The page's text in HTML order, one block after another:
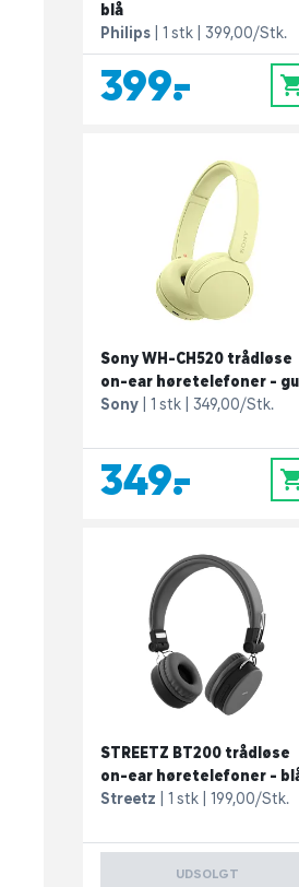
blå
Philips
1 stk 399,00/Stk.
399,- 0
Sony WH-CH520 trådløse
on-ear høretelefoner - gul
Sony
1 stk 349,00/Stk.
349,- 0
STREETZ BT200 trådløse
on-ear høretelefoner -
Streetz
1 stk 199,00/Stk.
UDSOLGT